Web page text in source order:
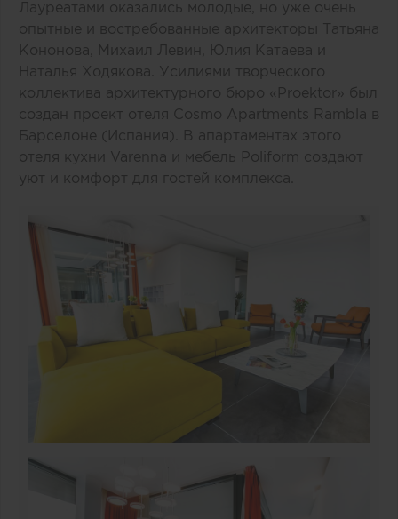
Лауреатами оказались молодые, но уже очень
опытные и востребованные архитекторы Татьяна
Кононова, Михаил Левин, Юлия Катаева и
Наталья Ходякова. Усилиями творческого
коллектива архитектурного бюро « Proektor » был
создан проект отеля Cosmo Apartments Rambla в
Барселоне (Испания). В апартаментах этого
отеля кухни Varenna и мебель Poliform создают
уют и комфорт для гостей комплекса.